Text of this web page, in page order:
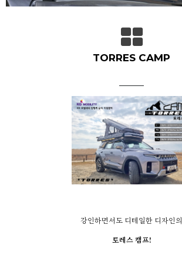
TORRES CAMP
강인하면서도 디테일한 디자인의
토레스 캠프!